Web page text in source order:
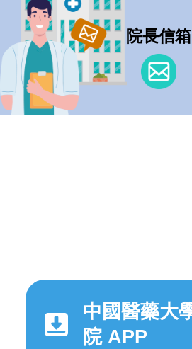
院長信箱
中國醫藥大
院 APP